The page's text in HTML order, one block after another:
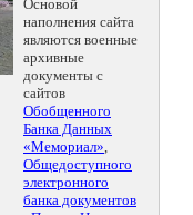
Основой
наполнения сайта
являются военные
архивные
документы с
сайтов
Обобщенного
Банка Данных
«Мемориал»,
Общедоступного
электронного
банка документов